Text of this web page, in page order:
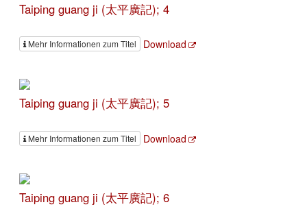
Taiping guang ji (太平廣記); 4
Mehr Informationen zum Titel Download
Taiping guang ji (太平廣記); 5
Mehr Informationen zum Titel Download
Taiping guang ji (太平廣記); 6